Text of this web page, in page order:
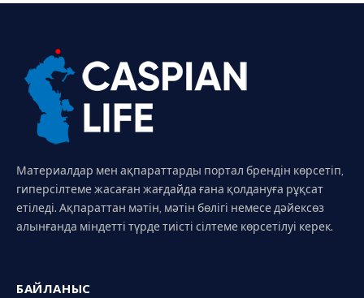
Материалдар мен ақпараттарды портал брендін көрсетіп,
гиперсілтеме жасаған жағдайда ғана қолдануға рұқсат
етіледі. Ақпараттан мәтін, мәтін бөлігі немесе дәйексөз
алынғанда міндетті түрде тиісті сілтеме көрсетілуі керек.
БАЙЛАНЫС